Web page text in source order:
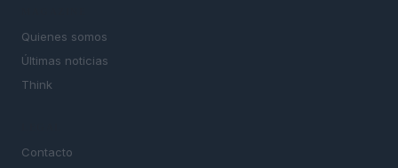
Quienes somos
Últimas noticias
Think
Contacto